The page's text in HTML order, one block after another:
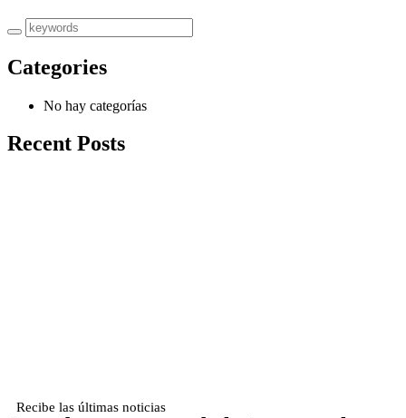
Categories
No hay categorías
Recent Posts
Recibe las últimas noticias